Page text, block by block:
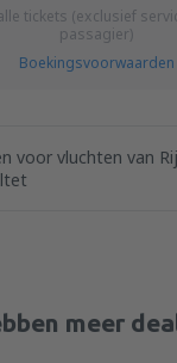
tickets (exclusief
passagier)
Boekingsvoorwaarden
voor vluchten van
meer